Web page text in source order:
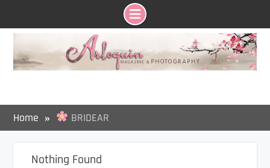
Skip
content
Home BRIDEAR
Nothing Found